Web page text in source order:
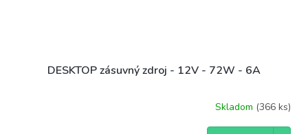
DESKTOP zásuvný zdroj - 12V - 72W - 6A
Skladom (366 ks)